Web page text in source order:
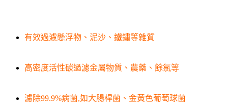
有效過濾懸浮物、泥沙、鐵鏽等雜質
高密度活性碳過濾金屬物質、農藥、餘氯等
濾除99.9%病菌,如大腸桿菌、金黃色葡萄球菌